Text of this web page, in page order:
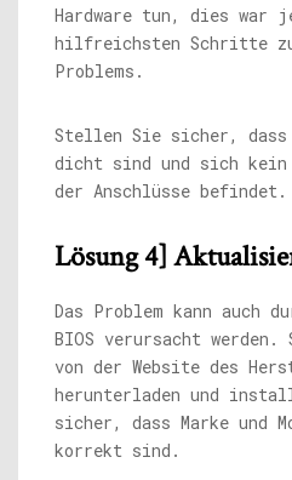
Hardware tun, dies war
hilfreichsten Schritte
Problems.
Stellen Sie sicher, dass
dicht sind und sich kein
der Anschlüsse befindet.
Lösung 4]
Das Problem kann auch
BIOS verursacht werden.
von der Website des
herunterladen und
sicher, dass Marke und
korrekt sind.